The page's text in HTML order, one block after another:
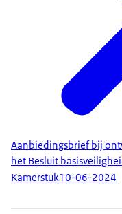
Aanbiedingsbrief bij
het Besluit
Kamerstuk10-06-2024